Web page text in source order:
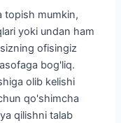
topish mumkin,
yoki undan ham
ofisingiz
bog'liq.
olib kelishi
qo'shimcha
qilishni talab